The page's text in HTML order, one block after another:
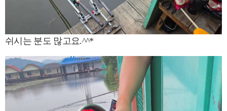
쉬시는 분도 많고요.^^*